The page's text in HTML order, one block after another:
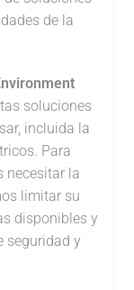
de la
soluciones
incluida la
Para
necesitar la
limitar su
disponibles y
seguridad y